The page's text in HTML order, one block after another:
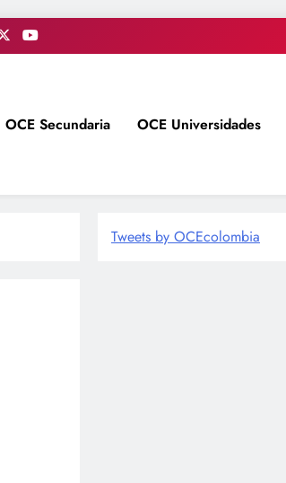
OCE Secundaria OCE Universidades
Tweets by OCEcolombia